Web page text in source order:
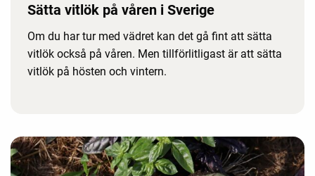
Sätta vitlök på våren i Sverige
Om du har tur med vädret kan det gå fint att sätta
vitlök också på våren. Men tillförlitligast är att sätta
vitlök på hösten och vintern.